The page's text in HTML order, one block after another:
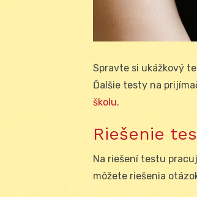
Spravte si ukážkový
Ďalšie testy na
školu.
Riešenie
Na riešení testu
môžete riešenia